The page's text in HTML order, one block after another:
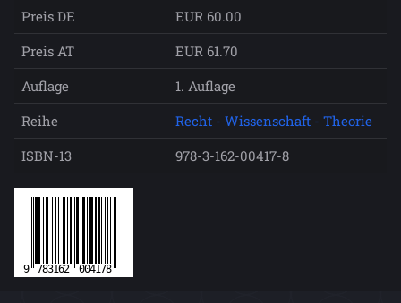
Preis DE
EUR 60.00
Preis AT
EUR 61.70
Auflage
1. Auflage
Reihe
Recht - Wissenschaft - Theorie
ISBN-13
978-3-162-00417-8